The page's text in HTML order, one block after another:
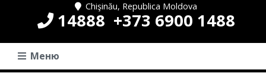
Chişinău, Republica Moldova
14888 +373 6900 1488
Меню